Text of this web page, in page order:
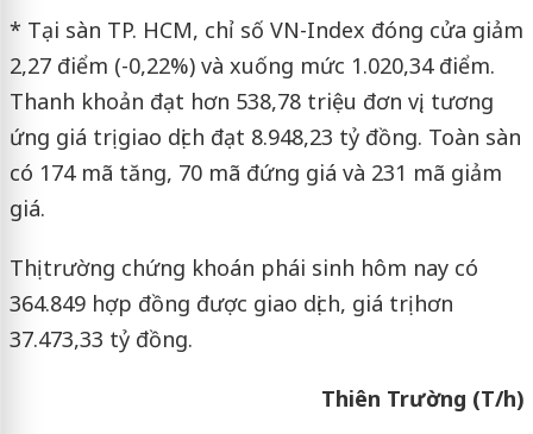
* Tại sàn TP. HCM, chỉ số VN-Index đóng cửa giảm
2,27 điểm (-0,22%) và xuống mức 1.020,34 điểm.
Thanh khoản đạt hơn 538,78 triệu đơn vị, tương
ứng giá trị giao dịch đạt 8.948,23 tỷ đồng. Toàn sàn
có 174 mã tăng, 70 mã đứng giá và 231 mã giảm
giá.
Thị trường chứng khoán phái sinh hôm nay có
364.849 hợp đồng được giao dịch, giá trị hơn
37.473,33 tỷ đồng.
Thiên Trường (T/h)